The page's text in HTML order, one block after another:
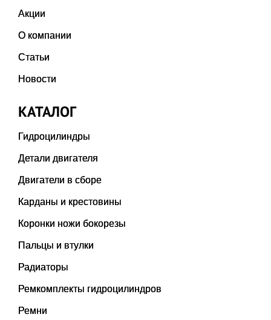
Акции
О компании
Статьи
Новости
КАТАЛОГ
Гидроцилиндры
Детали двигателя
Двигатели в сборе
Карданы и крестовины
Коронки ножи бокорезы
Пальцы и втулки
Радиаторы
Ремкомплекты гидроцилиндров
Ремни